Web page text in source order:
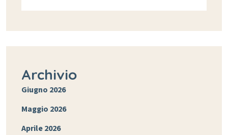
Archivio
Giugno 2026
Maggio 2026
Aprile 2026